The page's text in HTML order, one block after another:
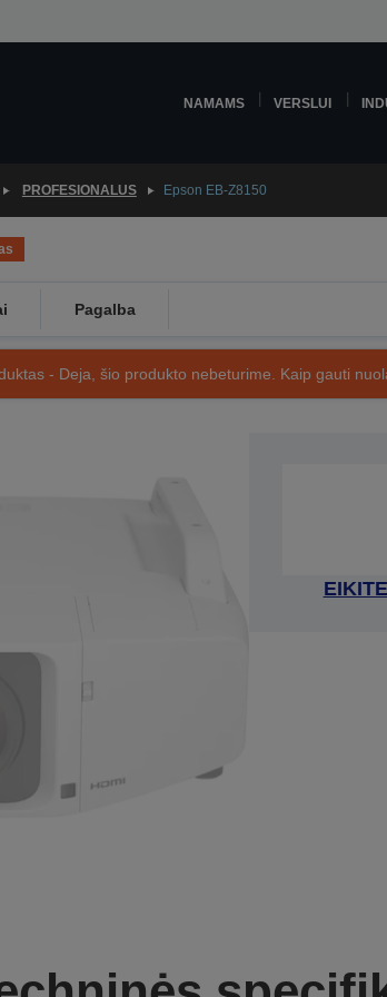
NAMAMS VERSLUI
PROFESIONALUS Epson EB-Z8150
Pagalba
- Deja, šio produkto nebeturime. Kaip gauti